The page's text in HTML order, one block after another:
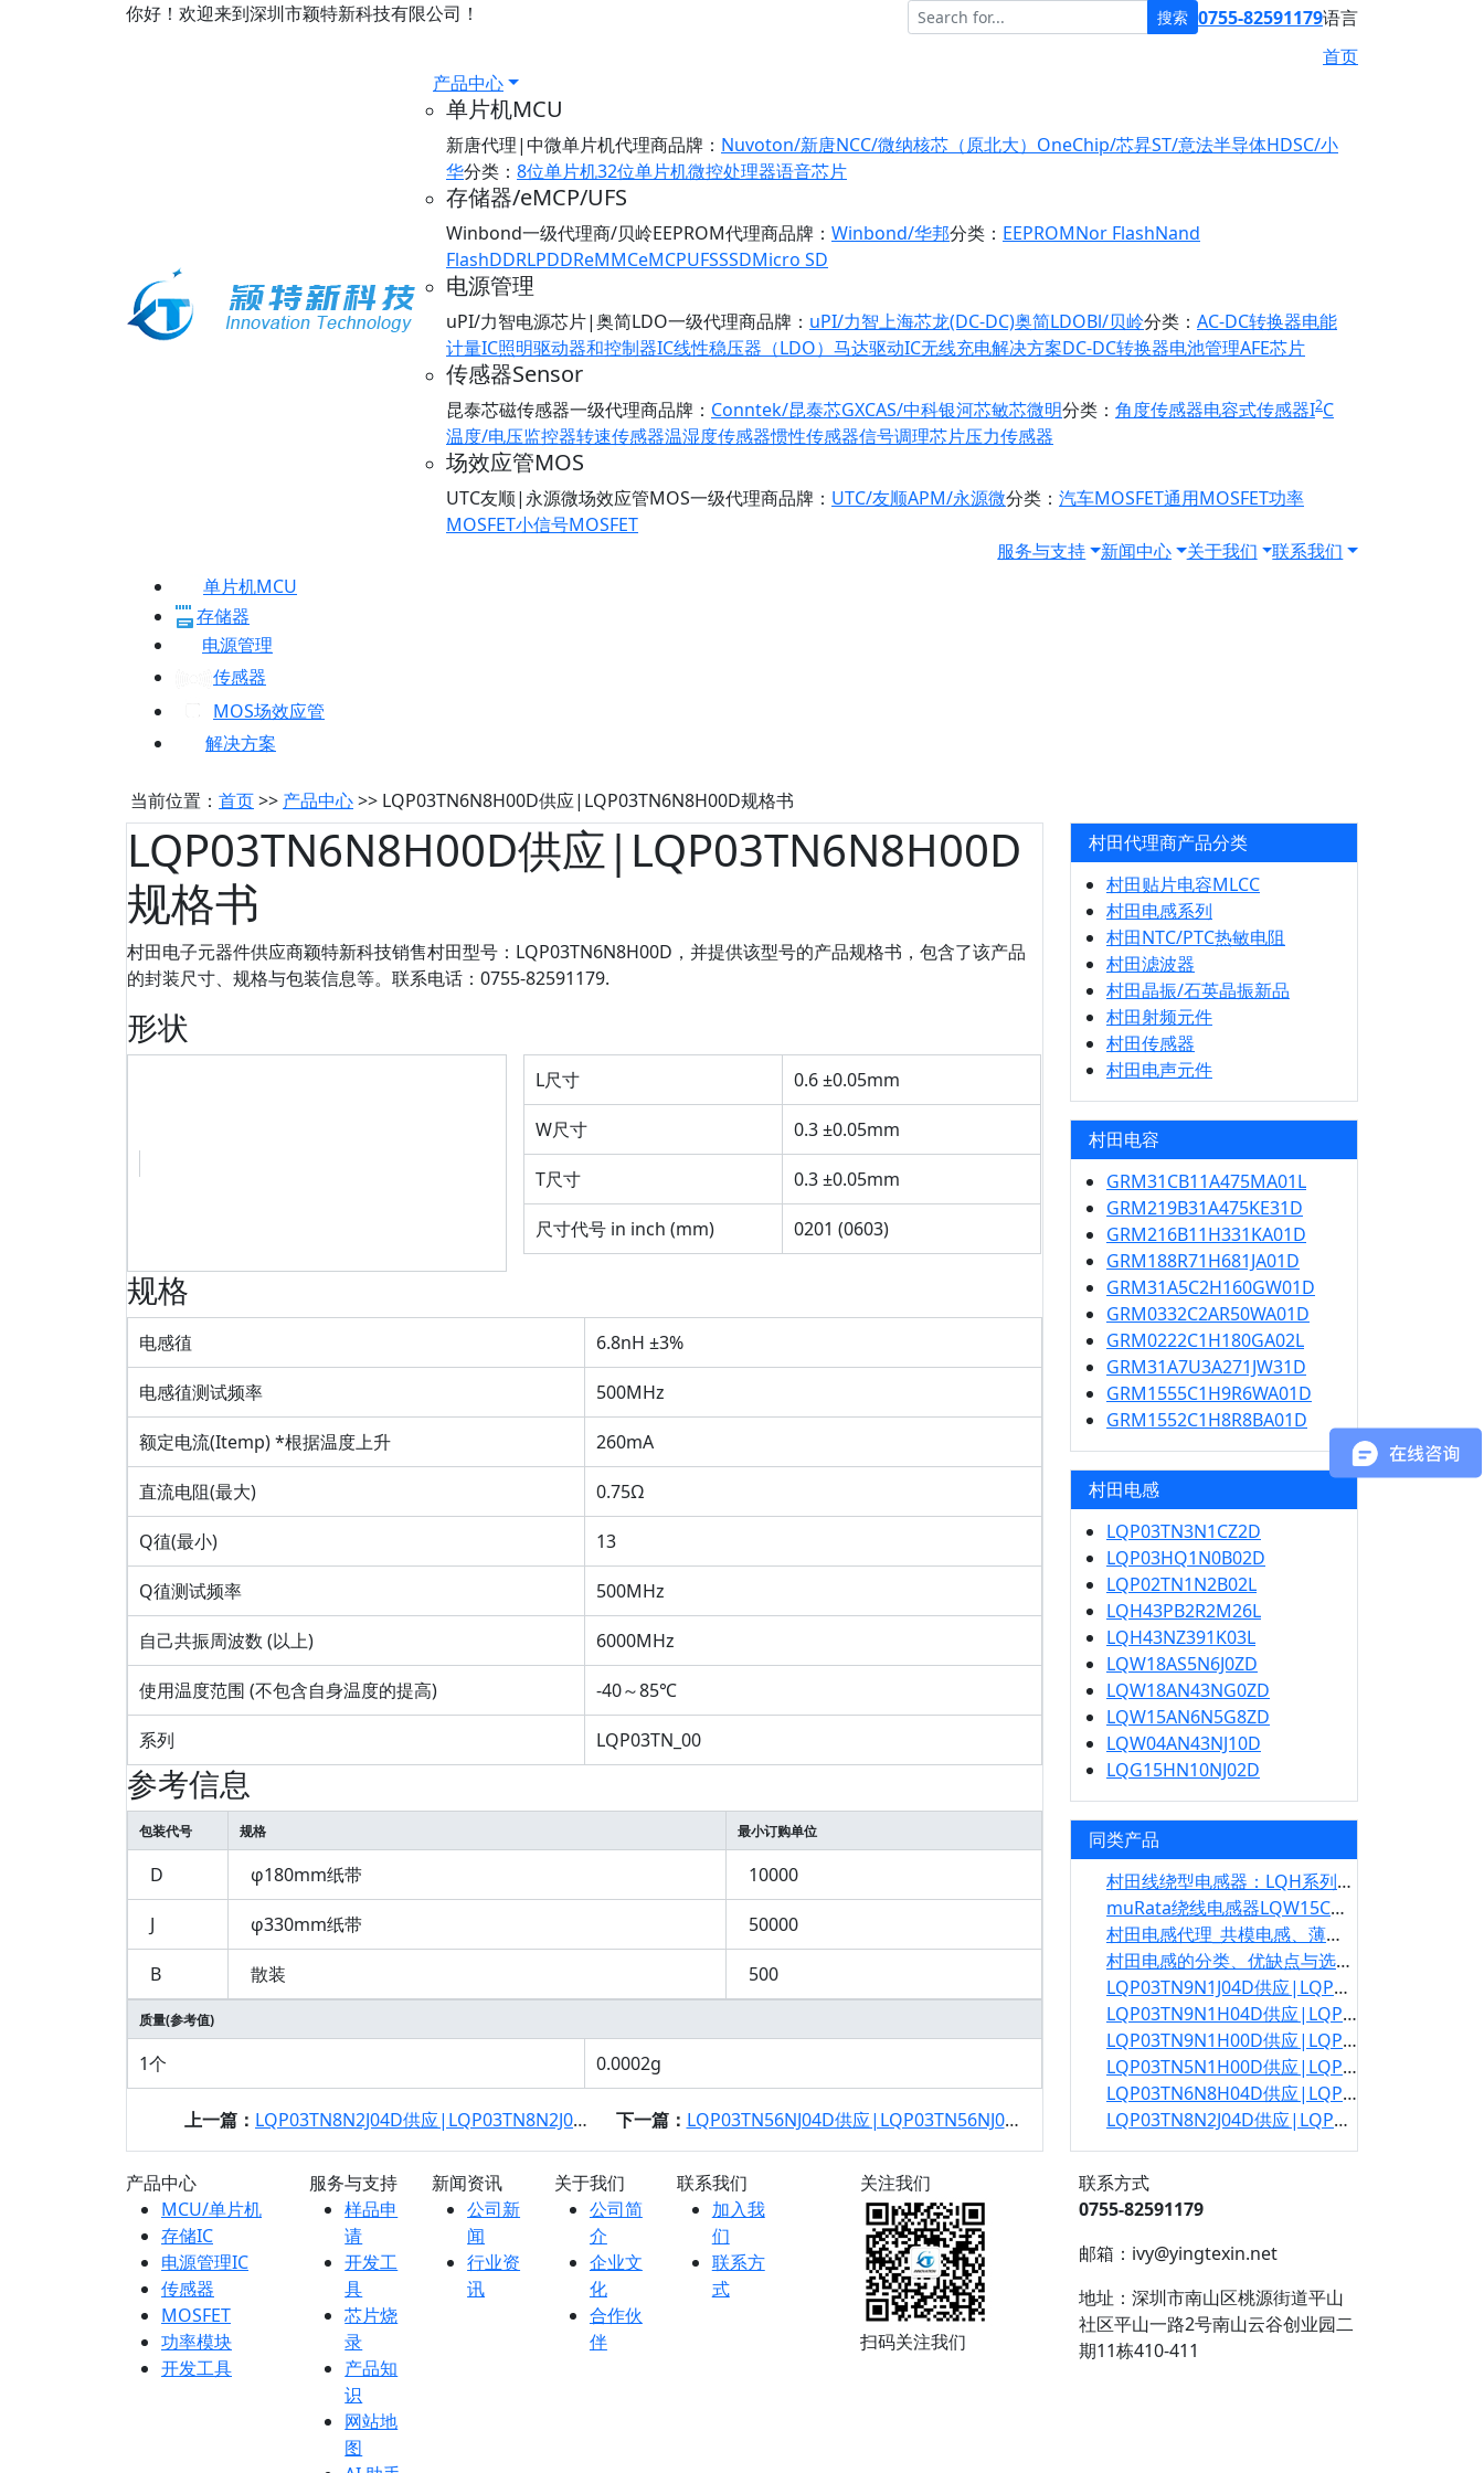
你好！欢迎来到深圳市颖特新科技有限公司！ 搜索 0755-82591179语言
首页
产品中心
单片机MCU
新唐代理|中微单片机代理商品牌： Nuvoton/新唐NCC/微纳核芯（原北大） OneChip/芯昇ST/意法半导体HDSC/小
华分类： 8位单片机32位单片机微控处理器语音芯片
存储器/eMCP/UFS
Winbond一级代理商/贝岭EEPROM代理商品牌： Winbond/华邦分类： EEPROMNor FlashNand
FlashDDRLPDDReMMCeMCPUFSSSDMicro SD
电源管理
uPI/力智电源芯片|奥简LDO一级代理商品牌： uPI/力智上海芯龙(DC-DC)奥简LDOBl/贝岭分类： AC-DC转换器电能
计量IC照明驱动器和控制器IC线性稳压器（LDO） 马达驱动IC无线充电解决方案DC-DC转换器电池管理AFE芯片
传感器Sensor
昆泰芯磁传感器一级代理商品牌： Conntek/昆泰芯GXCAS/中科银河芯敏芯微明分类： 角度传感器电容式传感器I2C
温度/电压监控器转速传感器温湿度传感器惯性传感器信号调理芯片压力传感器
场效应管MOS
UTC友顺|永源微场效应管MOS一级代理商品牌： UTC/友顺APM/永源微分类： 汽车MOSFET通用MOSFET功率
MOSFET小信号MOSFET
服务与支持
新闻中心 关于我们
联系我们
单片机MCU
存储器
电源管理
传感器
MOS场效应管
解决方案
当前位置： 首页>> 产品中心>> LQP03TN6N8H00D供应|LQP03TN6N8H00D规格书
LQP03TN6N8H00D供应|LQP03TN6N8H00D
规格书
村田电子元器件供应商颖特新科技销售村田型号：LQP03TN6N8H00D，并提供该型号的产品规格书，包含了该产品
的封装尺寸、规格与包装信息等。联系电话：0755-82591179.
形状
L尺寸 0.6 ±0.05mm
W尺寸 0.3 ±0.05mm
T尺寸 0.3 ±0.05mm
尺寸代号 in inch (mm) 0201 (0603)
规格
电感徝 6.8nH ±3%
电感徝测试频率 500MHz
额定电流(Itemp) *根据温度上升 260mA
直流电阻(最大) 0.75Ω
Q徝(最小) 13
Q徝测试频率 500MHz
自己共振周波数 (以上) 6000MHz
使用温度范围 (不包含自身温度的提高) -40～85℃
系列 LQP03TN_00
参考信息
包装代号 规格 最小订购单位
D φ180mm纸带 10000
J φ330mm纸带 50000
B 散装 500
质量(参考值)
1个 0.0002g
上一篇： LQP03TN8N2J04D供应|LQP03TN8N2J04D规格书 下一篇： LQP03TN56NJ04D供应|LQP03TN56NJ04D规格书
村田代理商产品分类
村田贴片电容MLCC
村田电感系列
村田NTC/PTC热敏电阻
村田滤波器
村田晶振/石英晶振新品
村田射频元件
村田传感器
村田电声元件
村田电容
GRM31CB11A475MA01L
GRM219B31A475KE31D
GRM216B11H331KA01D
GRM188R71H681JA01D
GRM31A5C2H160GW01D
GRM0332C2AR50WA01D
GRM0222C1H180GA02L
GRM31A7U3A271JW31D
GRM1555C1H9R6WA01D
GRM1552C1H8R8BA01D
村田电感
LQP03TN3N1CZ2D
LQP03HQ1N0B02D
LQP02TN1N2B02L
LQH43PB2R2M26L
LQH43NZ391K03L
LQW18AS5N6J0ZD
LQW18AN43NG0ZD
LQW15AN6N5G8ZD
LQW04AN43NJ10D
LQG15HN10NJ02D
同类产品
村田线绕型电感器：LQH系列特点、应用与结构图
muRata绕线电感器LQW15CN_0Z/1Z系列介绍
村田电感代理_共模电感、薄膜电感、绕线电感、叠层电感系列
村田电感的分类、优缺点与选型指南（重点介绍电感Q值）
LQP03TN9N1J04D供应|LQP03TN9N1J04D规格书
LQP03TN9N1H04D供应|LQP03TN9N1H04D规格书
LQP03TN9N1H00D供应|LQP03TN9N1H00D规格书
LQP03TN5N1H00D供应|LQP03TN5N1H00D规格书
LQP03TN6N8H04D供应|LQP03TN6N8H04D规格书
LQP03TN8N2J04D供应|LQP03TN8N2J04D规格书
产品中心
MCU/单片机
存储IC
电源管理IC
传感器
MOSFET
功率模块
开发工具
服务与支持
样品申
请
开发工
具
芯片烧
录
产品知
识
网站地
图
新闻资讯
公司新
闻
行业资
讯
关于我们
公司简
介
企业文
化
合作伙
伴
联系我们
加入我
们
联系方
式
关注我们
扫码关注我们
联系方式
0755-82591179
邮箱：ivy@yingtexin.net
地址：深圳市南山区桃源街道平山
社区平山一路2号南山云谷创业园二
期11栋410-411